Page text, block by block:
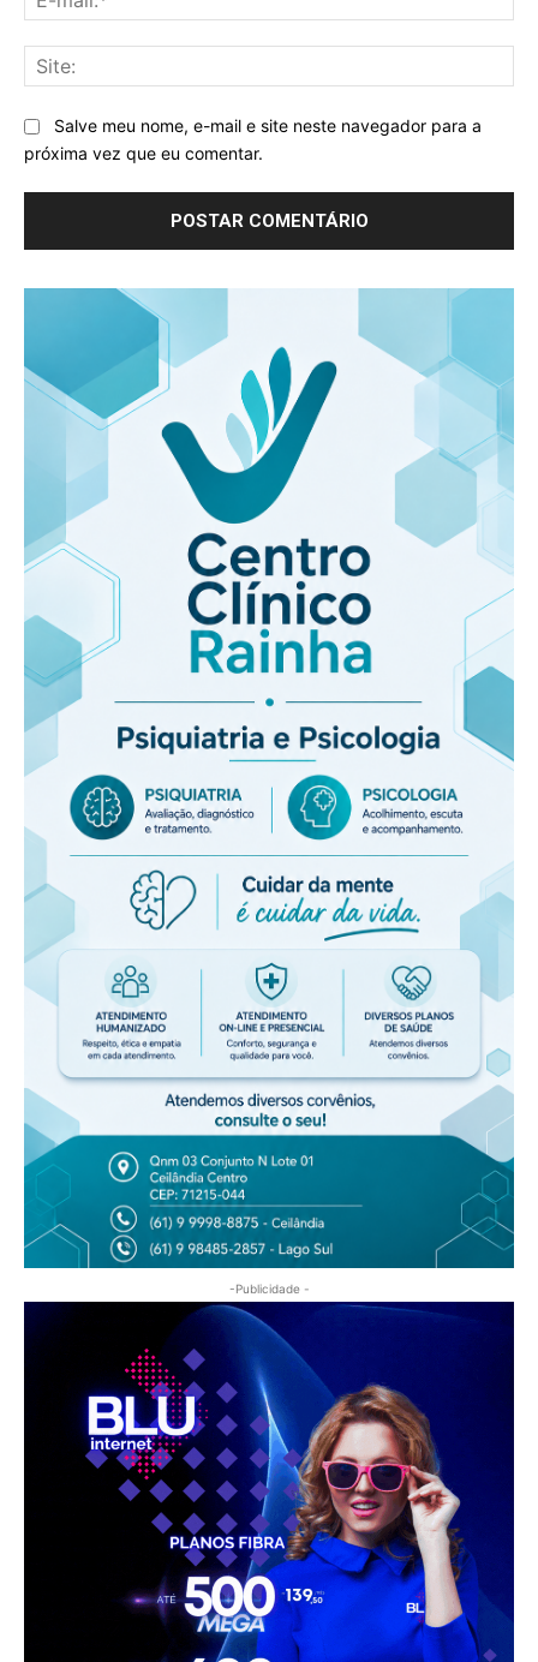
Salve meu nome, e-mail e site neste navegador para a
próxima vez que eu comentar.
-Publicidade -